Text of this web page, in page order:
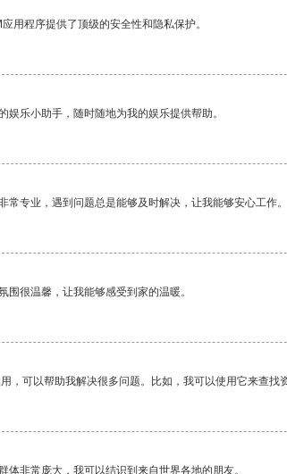
用程序提供了顶级的安全性和隐私保护。
娱乐小助手，随时随地为我的娱乐提供帮助。
常专业，遇到问题总是能够及时解决，让我能够安心工作。
围很温馨，让我能够感受到家的温暖。
，可以帮助我解决很多问题。比如，我可以使用它来查找
体非常庞大，我可以结识到来自世界各地的朋友。